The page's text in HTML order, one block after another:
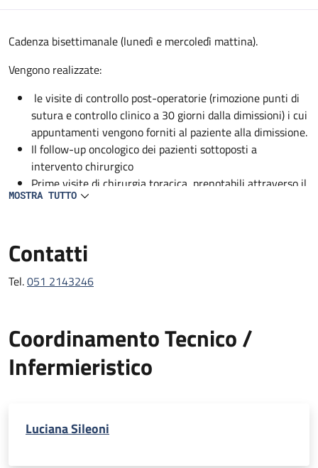
Descrizione
Cadenza bisettimanale (lunedì e mercoledì mattina).
Vengono realizzate:
le visite di controllo post-operatorie (rimozione punti di
sutura e controllo clinico a 30 giorni dalla dimissioni) i cui
appuntamenti vengono forniti al paziente alla dimissione.
Il follow-up oncologico dei pazienti sottoposti a
intervento chirurgico
Prime visite di chirurgia toracica, prenotabili attraverso il
CUP.
MOSTRA TUTTO
Contatti
Tel.051 2143246
Coordinamento Tecnico /
Infermieristico
Luciana Sileoni